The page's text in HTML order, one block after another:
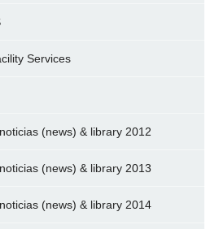
Services
(news) & library 2012
(news) & library 2013
(news) & library 2014